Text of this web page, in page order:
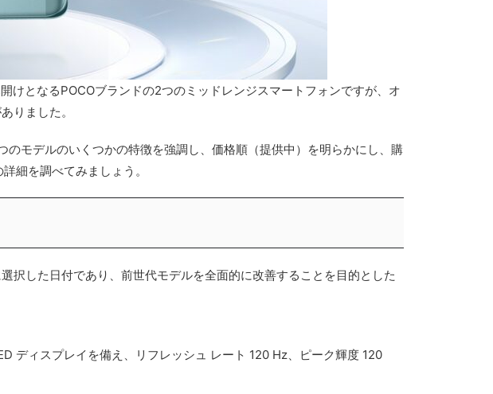
となるPOCOブランドの2つのミッドレンジスマートフォンですが、オ
りました。
モデルのいくつかの特徴を強調し、価格順（提供中）を明らかにし、購
細を調べてみましょう。
した日付であり、前世代モデルを全面的に改善することを目的とした
ディスプレイを備え、リフレッシュ レート 120 Hz、ピーク輝度 120